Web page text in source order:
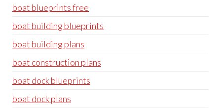
boat blueprints free
boat building blueprints
boat building plans
boat construction plans
boat dock blueprints
boat dock plans